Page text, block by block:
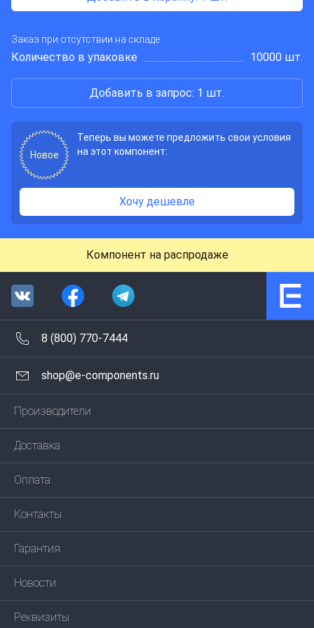
Заказ при отсутствии на складе
Количество в упаковке 10000 шт.
Добавить в запрос: 1 шт.
Новое
Теперь вы можете предложить свои условия
на этот компонент:
Хочу дешевле
Компонент на распродаже
8 (800) 770-7444
shop@e-components.ru
Производители
Доставка
Оплата
Контакты
Гарантия
Новости
Реквизиты